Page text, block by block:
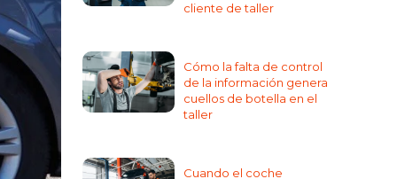
cliente de taller
Cómo la falta de control
de la información genera
cuellos de botella en el
taller
Cuando el coche